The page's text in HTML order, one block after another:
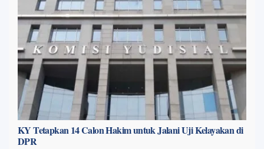
KY Tetapkan 14 Calon Hakim untuk Jalani Uji Kelayakan di
DPR